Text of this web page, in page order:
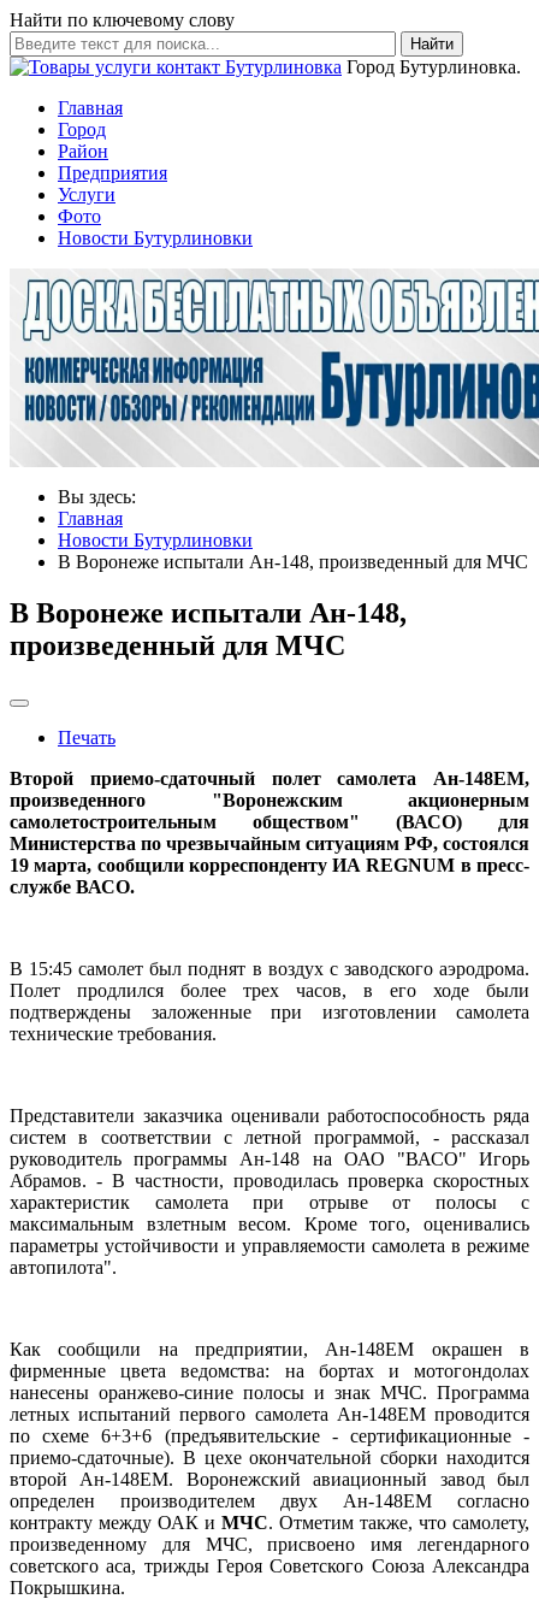
Найти по ключевому слову
Найти
Город Бутурлиновка.
Главная
Город
Район
Предприятия
Услуги
Фото
Новости Бутурлиновки
Вы здесь:
Главная
Новости Бутурлиновки
В Воронеже испытали Ан-148, произведенный для МЧС
В Воронеже испытали Ан-148,
произведенный для МЧС
Печать
Второй приемо-сдаточный полет самолета Ан-148ЕМ,
произведенного "Воронежским акционерным
самолетостроительным обществом" (ВАСО) для
Министерства по чрезвычайным ситуациям РФ, состоялся
19 марта, сообщили корреспонденту ИА REGNUM в пресс-
службе ВАСО.
В 15:45 самолет был поднят в воздух с заводского аэродрома.
Полет продлился более трех часов, в его ходе были
подтверждены заложенные при изготовлении самолета
технические требования.
Представители заказчика оценивали работоспособность ряда
систем в соответствии с летной программой, - рассказал
руководитель программы Ан-148 на ОАО "ВАСО" Игорь
Абрамов. - В частности, проводилась проверка скоростных
характеристик самолета при отрыве от полосы с
максимальным взлетным весом. Кроме того, оценивались
параметры устойчивости и управляемости самолета в режиме
автопилота".
Как сообщили на предприятии, Ан-148ЕМ окрашен в
фирменные цвета ведомства: на бортах и мотогондолах
нанесены оранжево-синие полосы и знак МЧС. Программа
летных испытаний первого самолета Ан-148ЕМ проводится
по схеме 6+3+6 (предъявительские - сертификационные -
приемо-сдаточные). В цехе окончательной сборки находится
второй Ан-148ЕМ. Воронежский авиационный завод был
определен производителем двух Ан-148ЕМ согласно
контракту между ОАК и МЧС. Отметим также, что самолету,
произведенному для МЧС, присвоено имя легендарного
советского аса, трижды Героя Советского Союза Александра
Покрышкина.